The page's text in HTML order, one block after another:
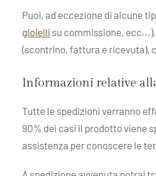
Puoi, ad eccezione di alcune
gioielli su commissione,
(scontrino, fattura e ricevuta),
Informazioni relative
Tutte le spedizioni verranno
90% dei casi il prodotto viene
assistenza per conoscere le